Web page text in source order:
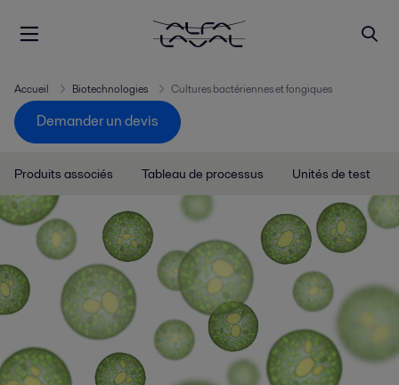
Accueil Biotechnologies Cultures bactériennes et fongiques
Demander un devis
Produits associés Tableau de processus Unités de test